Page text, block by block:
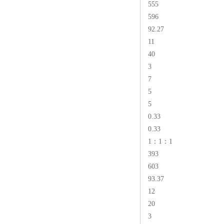
555
596
92.27
11
40
3
7
5
5
0.33
0.33
1：1：1
393
603
93.37
12
20
3